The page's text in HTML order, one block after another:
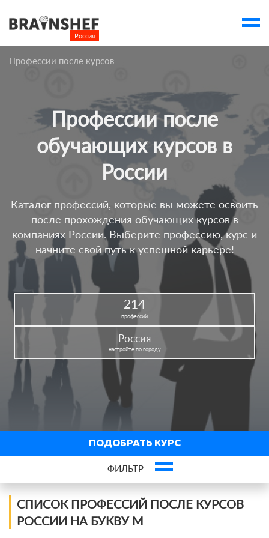
Россия
Компании
Профессии
Статьи
Вузы
account_box
Профессии после курсов
Профессии после
обучающих курсов в
России
Каталог профессий, которые вы можете освоить
после прохождения обучающих курсов в
компаниях России. Выберите профессию, курс и
начните свой путь к успешной карьере!
214
профессий
Россия
настройте по городу
СПИСОК ПРОФЕССИЙ ПОСЛЕ КУРСОВ
РОССИИ НА БУКВУ М
ПОДОБРАТЬ КУРС
ФИЛЬТР
Профессии по сферам
IT